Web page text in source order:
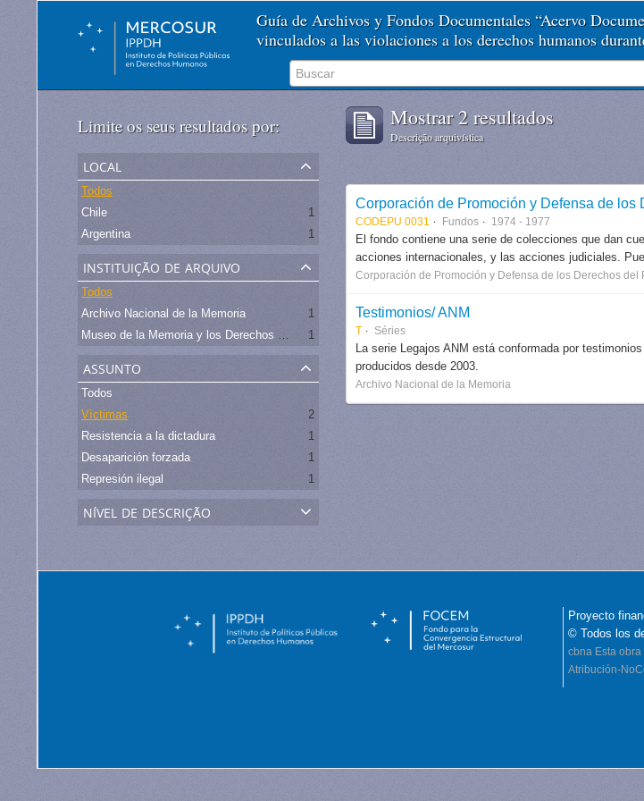
Guía de Archivos y Fondos Documentales “Acervo
vinculados a las violaciones a los derechos humanos
Limite os seus resultados por:
local
Todos
Chile
1
Argentina
1
instituição de arquivo
Todos
Archivo Nacional de la Memoria
1
Museo de la Memoria y los Derechos Humanos - Chile
1
assunto
Todos
Víctimas
2
Resistencia a la dictadura
1
Desaparición forzada
1
Represión ilegal
1
nível de descrição
Mostrar 2 resultados
Descrição arquivística
Corporación de Promoción y Defensa de los
CODEPU 0031 Fundos 1974 - 1977
El fondo contiene una serie de colecciones que dan
acciones internacionales, y las acciones judiciales.
Corporación de Promoción y Defensa de los Derechos del
Testimonios/ ANM
T Séries
La serie Legajos ANM está conformada por
producidos desde 2003.
Archivo Nacional de la Memoria
Proyecto
© Todos los
cbna Esta
Atribución-